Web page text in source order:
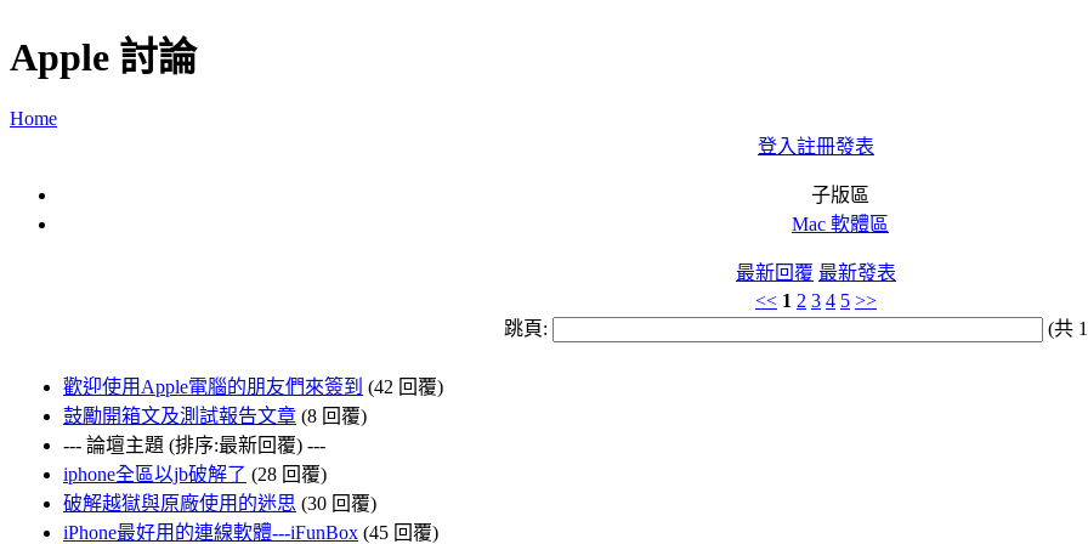
Apple 討論
Home
登入註冊發表
子版區
Mac 軟體區
最新回覆 最新發表
<< 1 2 3 4 5 >>
跳頁:
(共
歡迎使用Apple電腦的朋友們來簽到 (42 回覆)
鼓勵開箱文及測試報告文章 (8 回覆)
--- 論壇主題 (排序:最新回覆) ---
iphone全區以jb破解了 (28 回覆)
破解越獄與原廠使用的迷思 (30 回覆)
iPhone最好用的連線軟體---iFunBox (45 回覆)